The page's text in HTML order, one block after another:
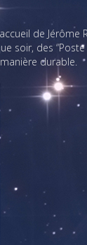
de Jérôme
des “Poste
durable.